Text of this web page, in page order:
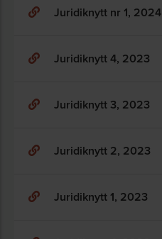
Juridiknytt nr 1, 2024
Juridiknytt 4, 2023
Juridiknytt 3, 2023
Juridiknytt 2, 2023
Juridiknytt 1, 2023